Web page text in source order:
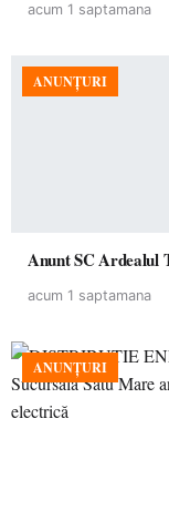
acum 1 saptamana
ANUNȚURI
Anunt SC Ardealul
acum 1 saptamana
ANUNȚURI